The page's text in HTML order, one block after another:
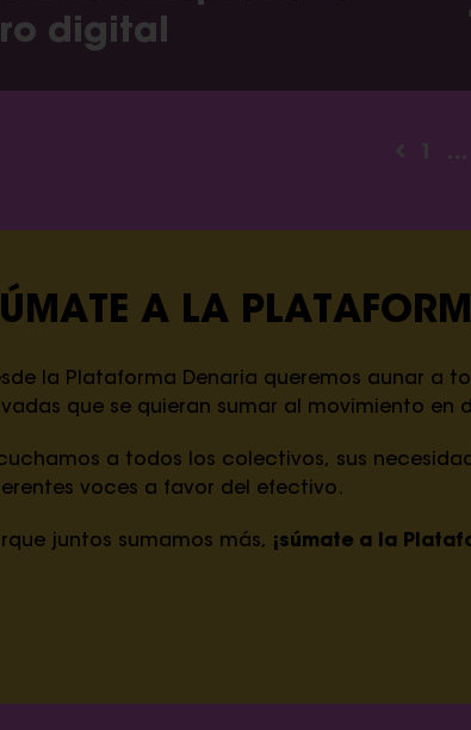
digital
1 …
A LA
la Plataforma Denaria queremos aunar a
que se quieran sumar al movimiento en
a todos los colectivos, sus
voces a favor del efectivo.
juntos sumamos más, ¡súmate a la